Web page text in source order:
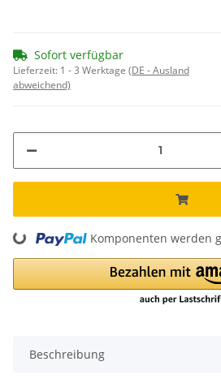
Sofort verfügbar
Lieferzeit: 1 - 3 Werktage (DE - Ausland
abweichend)
Loading... Komponenten werden
Beschreibung